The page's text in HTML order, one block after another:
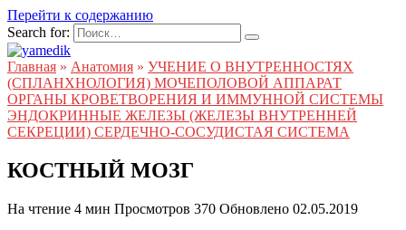
Перейти к содержанию
Search for:
Главная » Анатомия » УЧЕНИЕ О ВНУТРЕННОСТЯХ
(СПЛАНХНОЛОГИЯ) МОЧЕПОЛОВОЙ АППАРАТ
ОРГАНЫ КРОВЕТВОРЕНИЯ И ИММУННОЙ СИСТЕМЫ
ЭНДОКРИННЫЕ ЖЕЛЕЗЫ (ЖЕЛЕЗЫ ВНУТРЕННЕЙ
СЕКРЕЦИИ) СЕРДЕЧНО-СОСУДИСТАЯ СИСТЕМА
КОСТНЫЙ МОЗГ
На чтение 4 мин Просмотров 370 Обновлено 02.05.2019